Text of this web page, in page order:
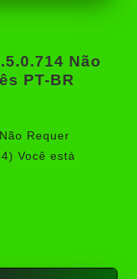
Não
PT-BR
Requer
Você está